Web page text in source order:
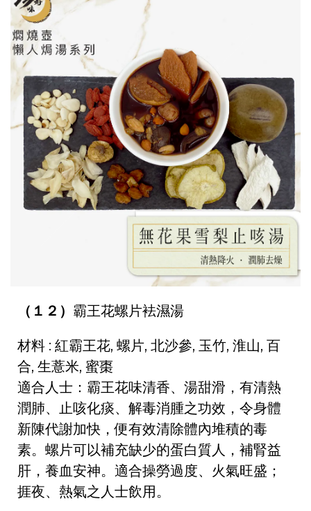
（１２） 霸王花螺片袪濕湯
材料 : 紅霸王花, 螺片, 北沙參, 玉竹, 淮山, 百
合, 生薏米, 蜜棗
適合人士：霸王花味清香、湯甜滑，有清熱
潤肺、止咳化痰、解毒消腫之功效，令身體
新陳代謝加快，便有效清除體內堆積的毒
素。螺片可以補充缺少的蛋白質人，補腎益
肝，養血安神。適合操勞過度、火氣旺盛；
捱夜、熱氣之人士飲用。